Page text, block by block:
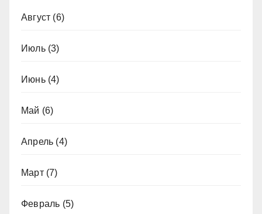
Август (6)
Июль(3)
Июнь(4)
Май (6)
Апрель (4)
Март(7)
Февраль (5)